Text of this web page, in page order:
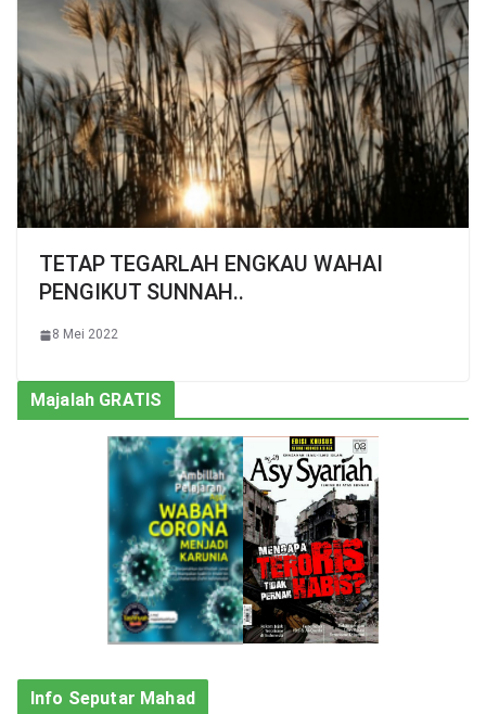
TETAP TEGARLAH ENGKAU WAHAI
PENGIKUT SUNNAH..
8 Mei 2022
Majalah GRATIS
Info Seputar Mahad